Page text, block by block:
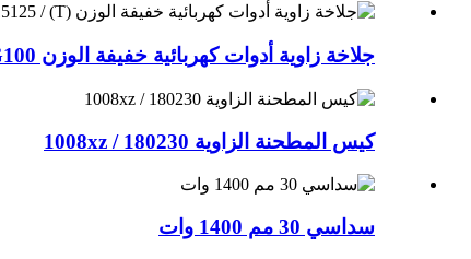
جلاخة زاوية أدوات كهربائية خفيفة الوزن BAG100 ...
كيس المطحنة الزاوية 1008xz / 180230
سداسي 30 مم 1400 وات